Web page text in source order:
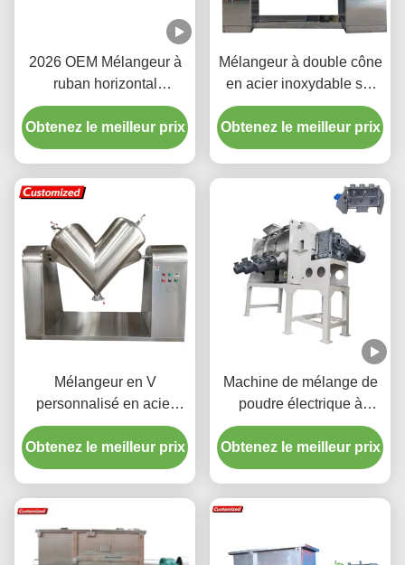
2026 OEM Mélangeur à
ruban horizontal
personnalisé à haute
efficacité et facile à
utiliser pour mélangeur
Obtenez le meilleur prix
Mélangeur à double cône
en acier inoxydable sur
mesure avec structure de
mélange conique à faible
résidu.
Obtenez le meilleur prix
Mélangeur en V
personnalisé en acier
inoxydable - Mélange
rapide de qualité
alimentaire pour poudres
Convient aux industries
pharmaceutique,
chimique et alimentaire
Obtenez le meilleur prix
Machine de mélange de
poudre électrique à
chauffage avec
mélangeur automatique à
ruban et capacité de
Obtenez le meilleur prix